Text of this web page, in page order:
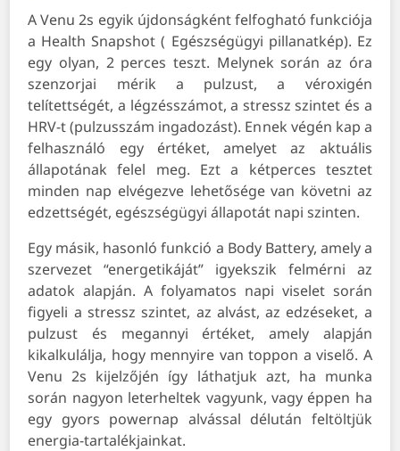
A Venu 2s egyik újdonságként felfogható funkciója
a Health Snapshot ( Egészségügyi pillanatkép). Ez
egy olyan, 2 perces teszt. Melynek során az óra
szenzorjai mérik a pulzust, a véroxigén
telítettségét, a légzésszámot, a stressz szintet és a
HRV-t (pulzusszám ingadozást). Ennek végén kap a
felhasználó egy értéket, amelyet az aktuális
állapotának felel meg. Ezt a kétperces tesztet
minden nap elvégezve lehetősége van követni az
edzettségét, egészségügyi állapotát napi szinten.
Egy másik, hasonló funkció a Body Battery, amely a
szervezet “energetikáját” igyekszik felmérni az
adatok alapján. A folyamatos napi viselet során
figyeli a stressz szintet, az alvást, az edzéseket, a
pulzust és megannyi értéket, amely alapján
kikalkulálja, hogy mennyire van toppon a viselő. A
Venu 2s kijelzőjén így láthatjuk azt, ha munka
során nagyon leterheltek vagyunk, vagy éppen ha
egy gyors powernap alvással délután feltöltjük
energia-tartalékjainkat.